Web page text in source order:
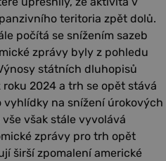
teritoria zpět dolů.
počítá se snížením sazeb
zprávy byly z pohledu
státních dluhopisů
2024 a trh se opět stává
na snížení úrokových
však stále vyvolává
zprávy pro trh opět
širší zpomalení americké